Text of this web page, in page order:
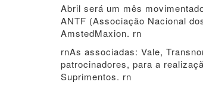
Abril será um mês
ANTF (Associação Nacional
AmstedMaxion. rn
rnAs associadas: Vale,
patrocinadores, para a
Suprimentos. rn